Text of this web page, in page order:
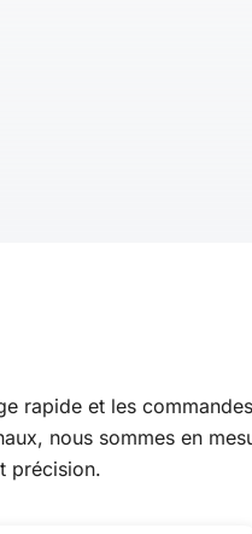
rapide et les
nous sommes en
précision.